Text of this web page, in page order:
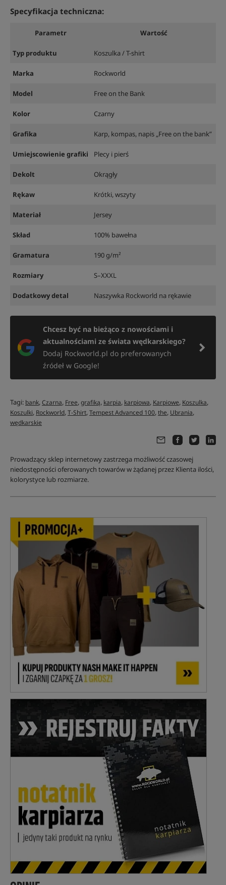
Specyfikacja techniczna:
Parametr Wartość
Typ produktu Koszulka / T-shirt
Marka Rockworld
Model Free on the Bank
Kolor Czarny
Grafika Karp, kompas, napis „Free on the bank”
Umiejscowienie grafiki Plecy i pierś
Dekolt Okrągły
Rękaw Krótki, wszyty
Materiał Jersey
Skład 100% bawełna
Gramatura 190 g/m²
Rozmiary S–XXXL
Dodatkowy detal Naszywka Rockworld na rękawie
Chcesz być na bieżąco z nowościami i
aktualnościami ze świata wędkarskiego?
Dodaj Rockworld.pl do preferowanych
źródeł w Google!
Tagi: bank,Czarna, Free,grafiką, karpia, karpiowa, Karpiowe, Koszulka,
Koszulki, Rockworld,T-Shirt,Tempest Advanced 100,the, Ubrania,
wędkarskie
Prowadzący sklep internetowy zastrzega możliwość czasowej
niedostępności oferowanych towarów w żądanej przez Klienta ilości,
kolorystyce lub rozmiarze.